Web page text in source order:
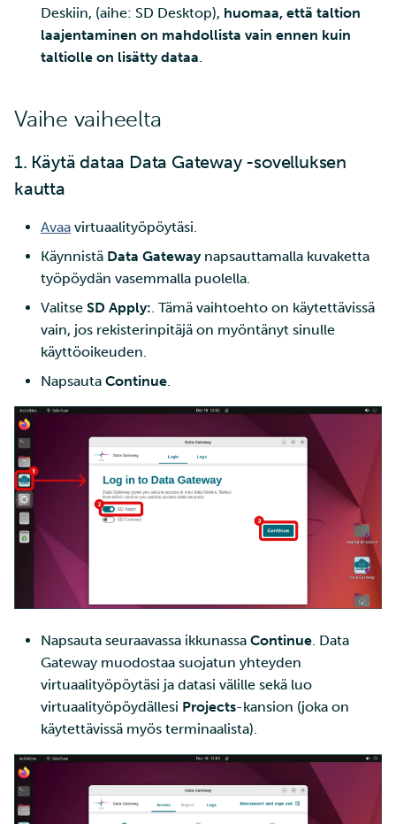
Deskiin, (aihe: SD Desktop), huomaa, että taltion
laajentaminen on mahdollista vain ennen kuin
taltiolle on lisätty dataa.
Vaihe vaiheelta
1. Käytä dataa Data Gateway -sovelluksen
kautta
Avaa virtuaalityöpöytäsi.
Käynnistä Data Gatewaynapsauttamalla kuvaketta
työpöydän vasemmalla puolella.
Valitse SD Apply:. Tämä vaihtoehto on käytettävissä
vain, jos rekisterinpitäjä on myöntänyt sinulle
käyttöoikeuden.
Napsauta Continue.
Napsauta seuraavassa ikkunassa Continue. Data
Gateway muodostaa suojatun yhteyden
virtuaalityöpöytäsi ja datasi välille sekä luo
virtuaalityöpöydällesi Projects-kansion (joka on
käytettävissä myös terminaalista).